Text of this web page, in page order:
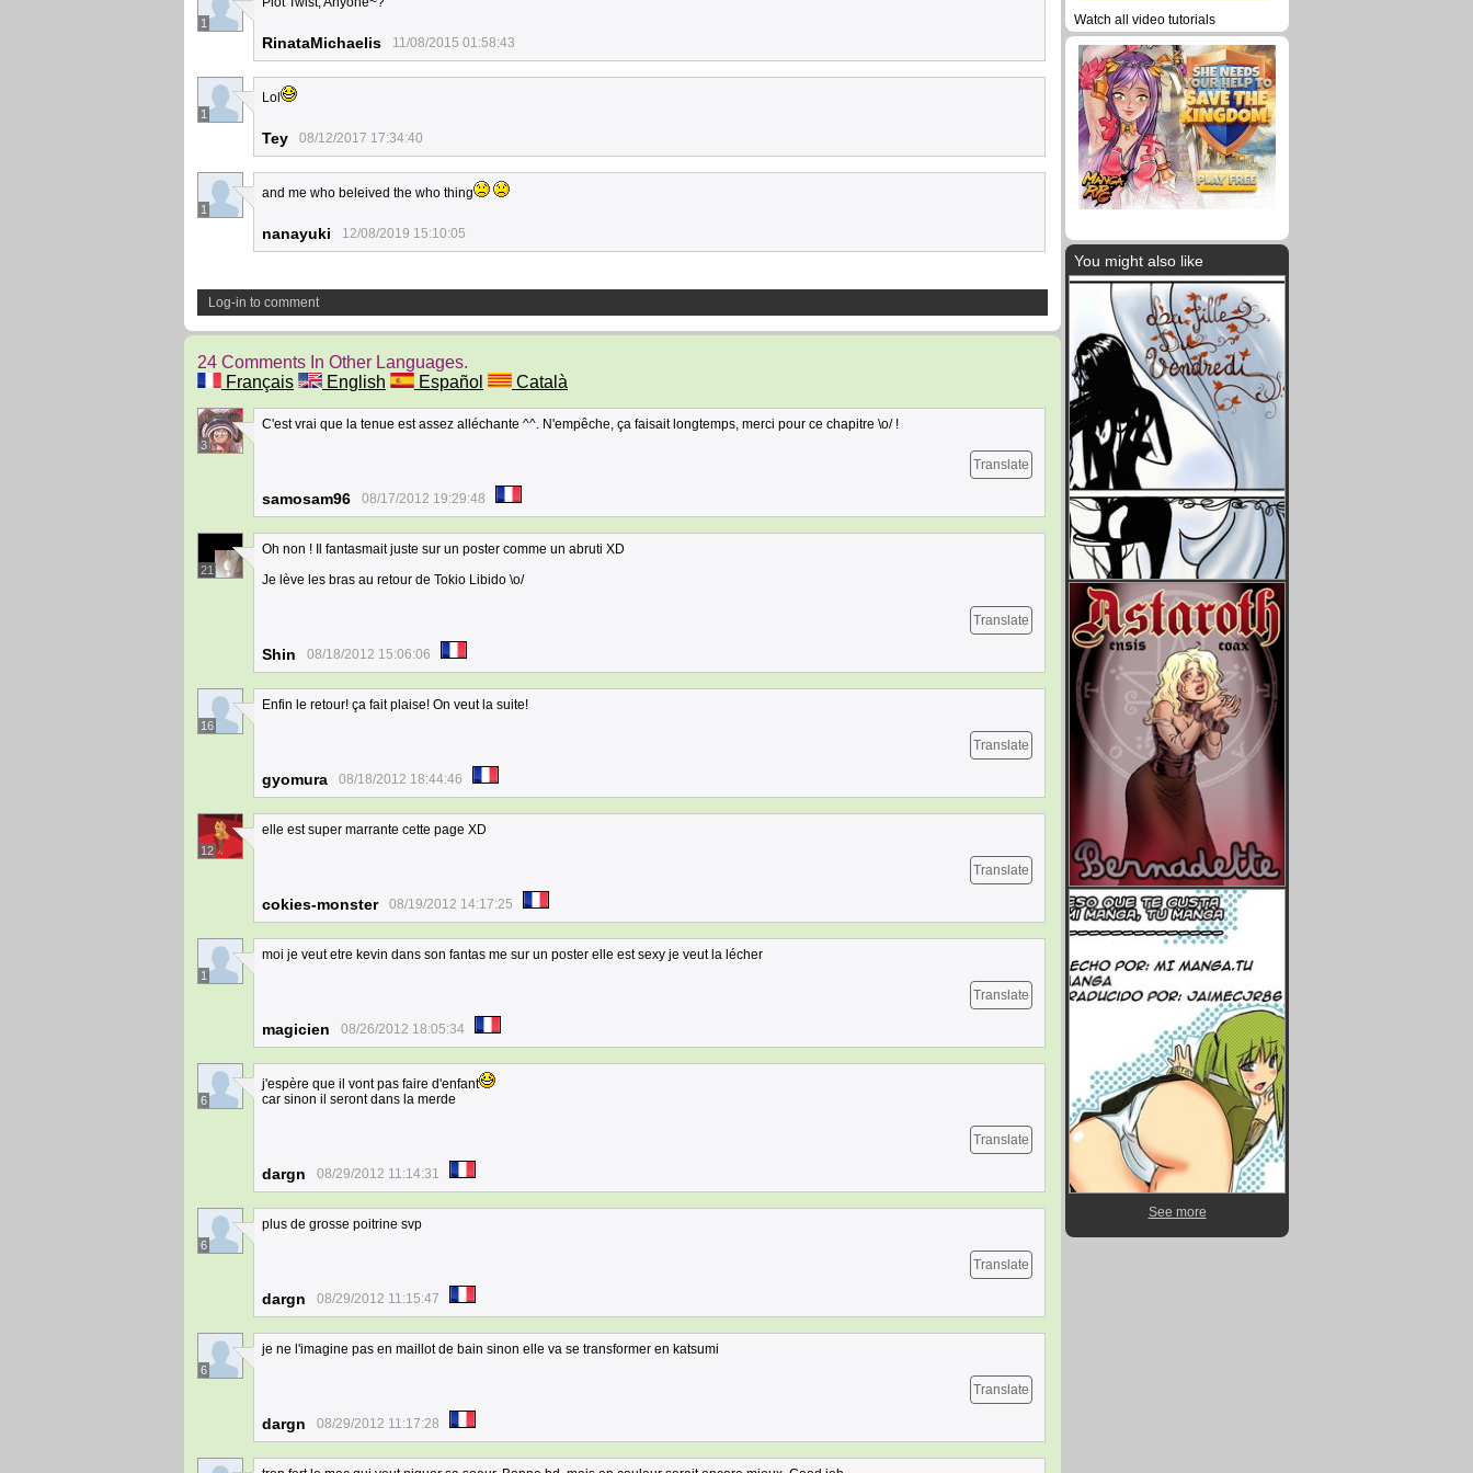
1
RinataMichaelis 11/08/2015 01:58:43
1
Lol
Tey 08/12/2017 17:34:40
1
and me who beleived the who thing
nanayuki 12/08/2019 15:10:05
Log-in to comment
24 Comments In Other Languages.
Français
English Español Català
3
C'est vrai que la tenue est assez alléchante ^^. N'empêche, ça faisait longtemps, merci pour ce chapitre \o/ !
Translate
samosam96 08/17/2012 19:29:48
21
Oh non ! Il fantasmait juste sur un poster comme un abruti XD
Je lève les bras au retour de Tokio Libido \o/
Translate
Shin 08/18/2012 15:06:06
16
Enfin le retour! ça fait plaise! On veut la suite!
Translate
gyomura 08/18/2012 18:44:46
12
elle est super marrante cette page XD
Translate
cokies-monster 08/19/2012 14:17:25
1
moi je veut etre kevin dans son fantas me sur un poster elle est sexy je veut la lécher
Translate
magicien 08/26/2012 18:05:34
6
j'espère que il vont pas faire d'enfant
car sinon il seront dans la merde
Translate
dargn 08/29/2012 11:14:31
6
plus de grosse poitrine svp
Translate
dargn 08/29/2012 11:15:47
6
je ne l'imagine pas en maillot de bain sinon elle va se transformer en katsumi
Translate
dargn 08/29/2012 11:17:28
Watch all video tutorials
You might also like
See more